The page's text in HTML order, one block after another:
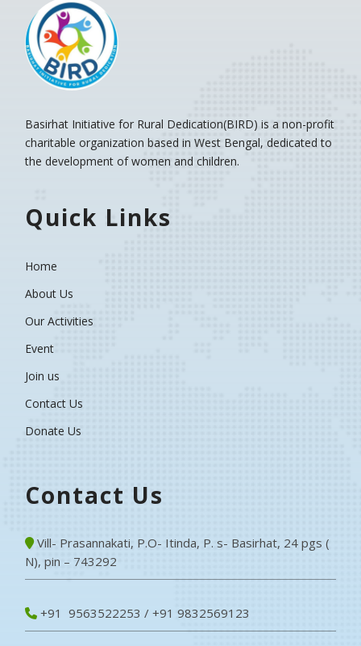
Basirhat Initiative for Rural Dedication(BIRD) is a non-profit
charitable organization based in West Bengal, dedicated to
the development of women and children.
Quick Links
Home
About Us
Our Activities
Event
Join us
Contact Us
Donate Us
Contact Us
Vill- Prasannakati, P.O- Itinda, P. s- Basirhat, 24 pgs (
N), pin – 743292
+91 9563522253 / +91 9832569123